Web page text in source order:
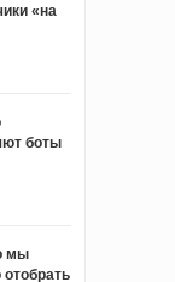
«на
боты
мы
отобрать